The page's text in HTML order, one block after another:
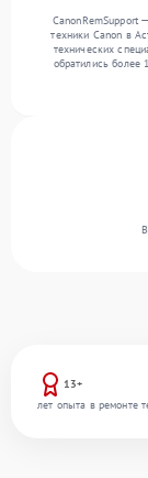
CanonRemSupport
техники Canon в
технических
обратились более
превысило 12 000.
техники,
13+
лет опыта в ремонте